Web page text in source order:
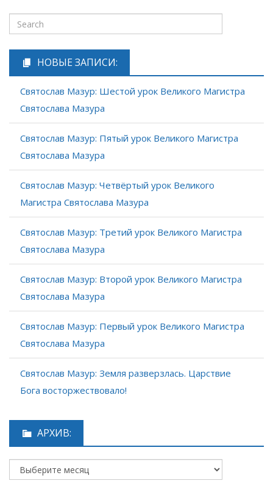
НОВЫЕ ЗАПИСИ:
Святослав Мазур: Шестой урок Великого Магистра
Святослава Мазура
Святослав Мазур: Пятый урок Великого Магистра
Святослава Мазура
Святослав Мазур: Четвёртый урок Великого
Магистра Святослава Мазура
Святослав Мазур: Третий урок Великого Магистра
Святослава Мазура
Святослав Мазур: Второй урок Великого Магистра
Святослава Мазура
Святослав Мазур: Первый урок Великого Магистра
Святослава Мазура
Святослав Мазур: Земля разверзлась. Царствие
Бога восторжествовало!
АРХИВ: